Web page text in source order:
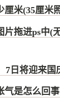
厘米(35厘米
片拖进ps中(
7日将迎来国
是怎么回事